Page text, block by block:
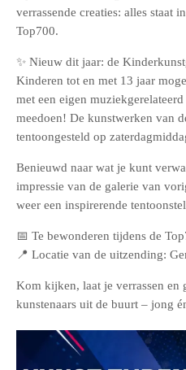
verrassende creaties: alles staat
Top700.
✨ Nieuw dit jaar: de
Kinderen tot en met 13 jaar
met een eigen
meedoen! De kunstwerken van
tentoongesteld op
Benieuwd naar wat je kunt
impressie van de galerie van
weer een inspirerende
📅 Te bewonderen tijdens de
📍 Locatie van de uitzending:
Kom kijken, laat je verrassen en
kunstenaars uit de buurt – jong